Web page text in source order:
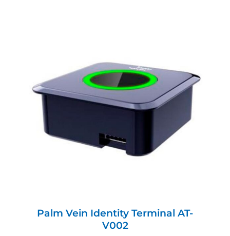
Palm Vein Identity Terminal AT-V002
Reconocimiento vascular
Palm Vein Identity Terminal AT-
V002